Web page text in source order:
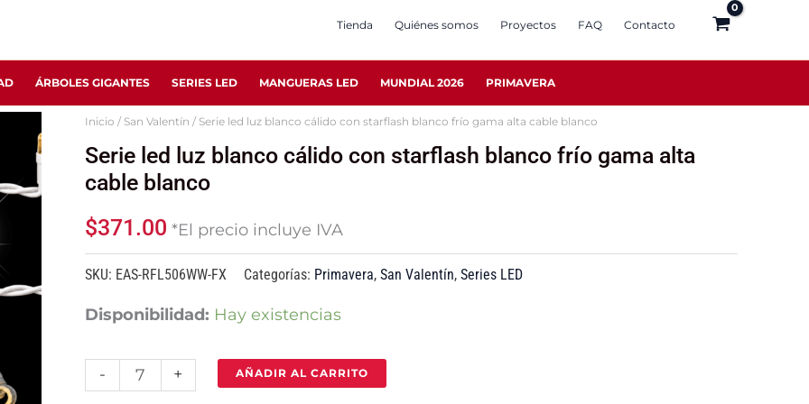
Tienda Quiénes somos Proyectos FAQ Contacto
ÁRBOLES GIGANTES SERIES LED MANGUERAS LED MUNDIAL 2026 PRIMAVERA
Inicio / San Valentín / Serie led luz blanco cálido con starflash blanco frío gama alta cable blanco
Serie led luz blanco cálido con starflash blanco frío gama alta
cable blanco
$371.00 *El precio incluye IVA
SKU: EAS-RFL506WW-FX Categorías: Primavera, San Valentín, Series LED
Disponibilidad: Hay existencias
-
Serie
led
luz
blanco
cálido
con
starflash
frío
gama
+ AÑADIR AL CARRITO